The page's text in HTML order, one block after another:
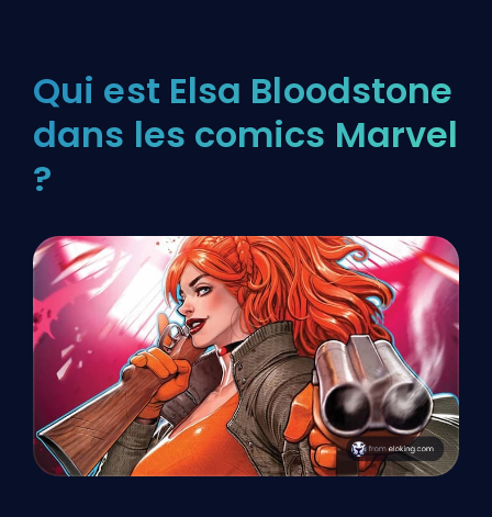
Qui est Elsa Bloodstone
dans les comics Marvel
?